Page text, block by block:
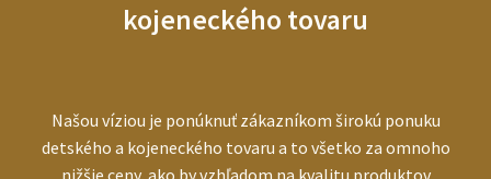
kojeneckého tovaru
Našou víziou je ponúknuť zákazníkom širokú ponuku
detského a kojeneckého tovaru a to všetko za omnoho
nižšie ceny, ako by vzhľadom na kvalitu produktov